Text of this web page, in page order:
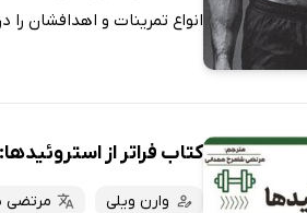
انواع تمرینات و اهدافشان
کتاب فراتر از
وارن ویلی
مرتضی